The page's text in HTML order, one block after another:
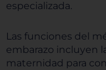
especializada.
Las funciones del
embarazo incluyen
maternidad para